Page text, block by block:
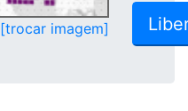
[trocar imagem]